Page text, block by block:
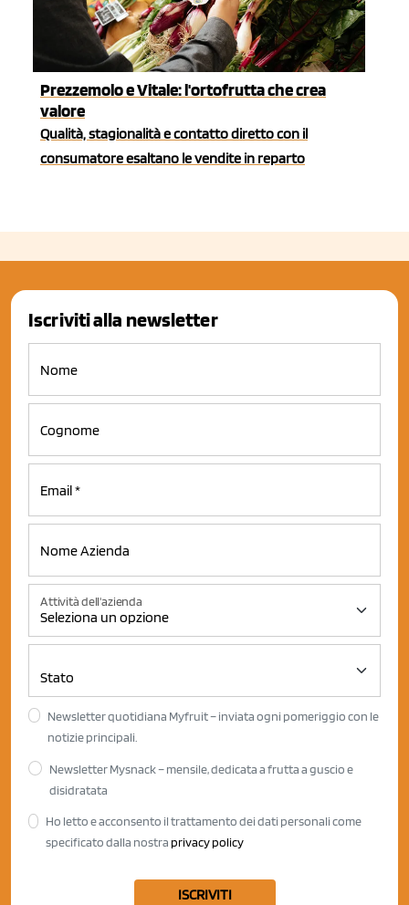
Prezzemolo e Vitale: l'ortofrutta che crea
valore
Qualità, stagionalità e contatto diretto con il
consumatore esaltano le vendite in reparto
Iscriviti alla newsletter
Attività dell'azienda
Newsletter quotidiana Myfruit – inviata ogni pomeriggio con le
notizie principali.
Newsletter Mysnack – mensile, dedicata a frutta a guscio e
disidratata
Ho letto e acconsento il trattamento dei dati personali come
specificato dalla nostra privacy policy
ISCRIVITI